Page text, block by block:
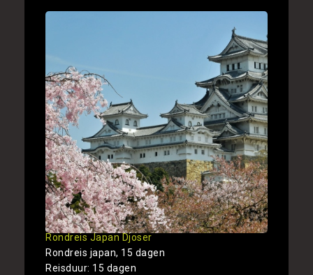
Rondreis Japan Djoser
Rondreis japan, 15 dagen
Reisduur: 15 dagen